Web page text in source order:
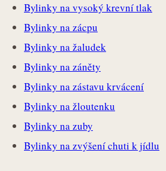
Bylinky na vysoký krevní tlak
Bylinky na zácpu
Bylinky na žaludek
Bylinky na záněty
Bylinky na zástavu krvácení
Bylinky na žloutenku
Bylinky na zuby
Bylinky na zvýšení chuti k jídlu